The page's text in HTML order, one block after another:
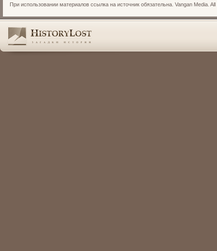
При использовании материалов ссылка на источник обязательна. Vangan Media.